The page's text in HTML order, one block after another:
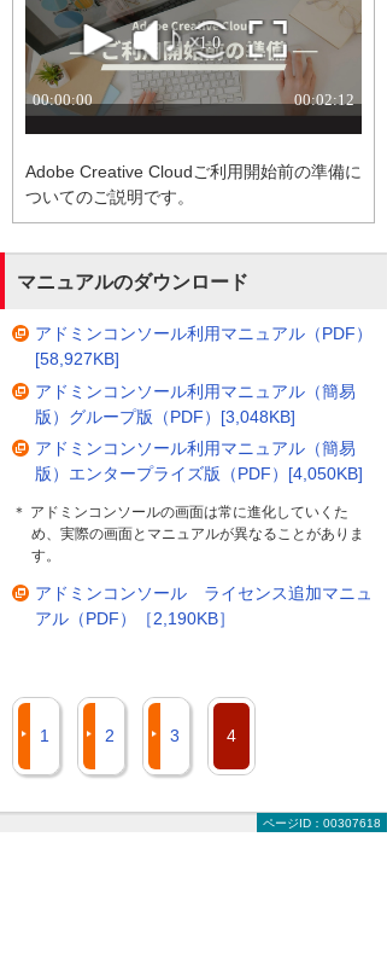
Adobe Creative Cloudご利用開始前の準備に
ついてのご説明です。
マニュアルのダウンロード
アドミンコンソール利用マニュアル（PDF）
[58,927KB]
アドミンコンソール利用マニュアル（簡易
版）グループ版（PDF）[3,048KB]
アドミンコンソール利用マニュアル（簡易
版）エンタープライズ版（PDF）[4,050KB]
＊ アドミンコンソールの画面は常に進化していくた
め、実際の画面とマニュアルが異なることがありま
す。
アドミンコンソール ライセンス追加マニュ
アル（PDF）［2,190KB］
1 2 3 4
ページID：00307618